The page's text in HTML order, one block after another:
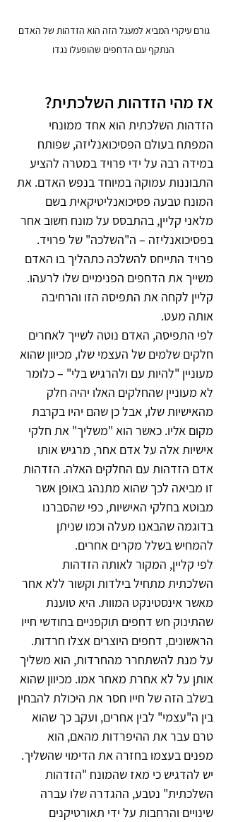
גורם עיקרי המביא למעגל הזה הוא הזדהות של האדם
הנתקף עם הדחפים שהופעלו נגדו
אז מהי הזדהות השלכתית?
הזדהות השלכתית הוא אחד ממונחי
המפתח בעולם הפסיכואנליזה, שפותח
במידה רבה על ידי פרויד במטרה להציע
התבוננות עמוקה במיוחד בנפש האדם. את
המונח טבעה פסיכואנליטיקאית בשם
מלאני קליין, בהתבסס על מונח חשוב אחר
בפסיכואנליזה – ה"השלכה" של פרויד.
פרויד התייחס להשלכה כתהליך בו האדם
משייך את הדחפים הפנימיים שלו לרעהו.
קליין לקחה את התפיסה הזו והרחיבה
אותה מעט.
לפי התפיסה, האדם נוטה לשייך לאחרים
חלקים שלמים של העצמי שלו, מכיוון שהוא
מעוניין "להיות עם ולהרגיש בלי" – כלומר
לא מעוניין שהחלקים האלו יהיה חלק
מהאישיות שלו, אבל כן שהם יהיו בקרבת
מקום אליו. כאשר הוא "משליך" את חלקי
אישיות אלה על אדם אחר, מרגיש אותו
אדם הזדהות עם החלקים האלה. הזדהות
זו מביאה לכך שהוא מתנהג באופן אשר
מבוטא בחלקי האישיות, כפי שהסברנו
בדוגמה שהבאנו מעלה וכמו שניתן
להמחיש בשלל מקרים אחרים.
לפי קליין, המקור לאותה הזדהות
השלכתית מתחיל בילדות וקשור ללא אחר
מאשר אינסטינקט המוות. היא טוענת
שהתינוק חש דחפים תוקפניים בחודשי חייו
הראשונים, דחפים היוצרים אצלו חרדות.
על מנת להשתחרר מהחרדות, הוא משליך
אותן על לא אחרת מאחר אמו. מכיוון שהוא
בשלב הזה של חייו חסר את היכולת להבחין
בין ה"עצמי" לבין אחרים, ועקב כך שהוא
טרם עבר את ההיפרדות מהאם, הוא
מפנים בעצמו בחזרה את הדימוי שהשליך.
יש להדגיש כי מאז שהמונח "הזדהות
השלכתית" נטבע, ההגדרה שלו עברה
שינויים והרחבות על ידי תאורטיקנים